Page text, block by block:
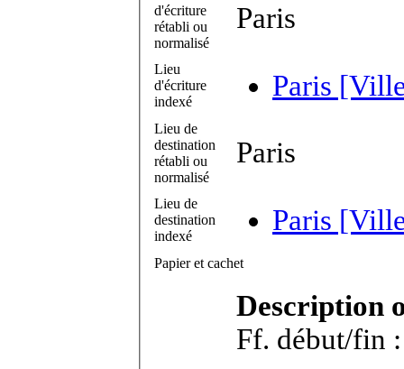
d'écriture
rétabli ou
normalisé
Paris
Lieu
d'écriture
indexé
Paris
Lieu de
destination
rétabli ou
normalisé
Paris
Lieu de
destination
indexé
Paris
Papier et cachet
Description